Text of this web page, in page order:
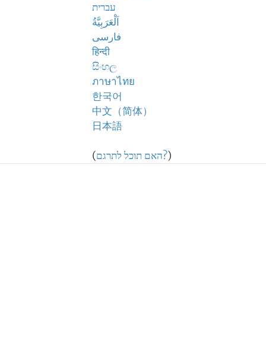
עברית
اَلْعَرَبِيَّةُ
فارسی
हिन्दी
සිංහල
ภาษาไทย
한국어
中文（简体）
日本語
( האם תוכל לתרגם?)